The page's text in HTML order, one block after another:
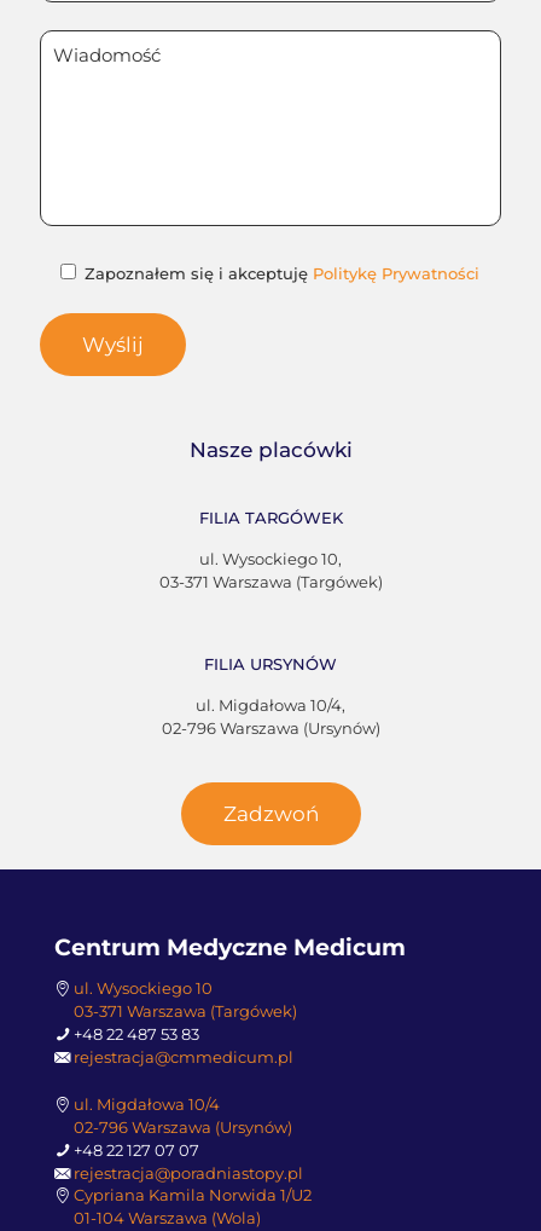
Zapoznałem się i akceptuję Politykę Prywatności
Nasze placówki
FILIA TARGÓWEK
ul. Wysockiego 10,
03-371 Warszawa (Targówek)
FILIA URSYNÓW
ul. Migdałowa 10/4,
02-796 Warszawa (Ursynów)
Zadzwoń
Centrum Medyczne Medicum
ul. Wysockiego 10
03-371 Warszawa (Targówek)
+48 22 487 53 83
rejestracja@cmmedicum.pl
ul. Migdałowa 10/4
02-796 Warszawa (Ursynów)
+48 22 127 07 07
rejestracja@poradniastopy.pl
Cypriana Kamila Norwida 1/U2
01-104 Warszawa (Wola)